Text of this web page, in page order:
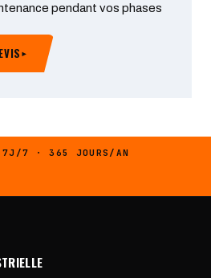
pendant vos phases
▸
7 · 365 JOURS/AN